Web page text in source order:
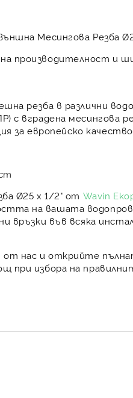
Месингова Резба
производителност и
резба в различни
с вградена месингова
за европейско
Ø25 х 1/2" от Wavin
на вашата
връзки във всяка
от нас и открийте
при избора на